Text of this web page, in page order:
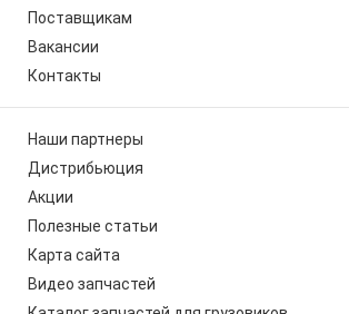
Поставщикам
Вакансии
Контакты
Наши партнеры
Дистрибьюция
Акции
Полезные статьи
Карта сайта
Видео запчастей